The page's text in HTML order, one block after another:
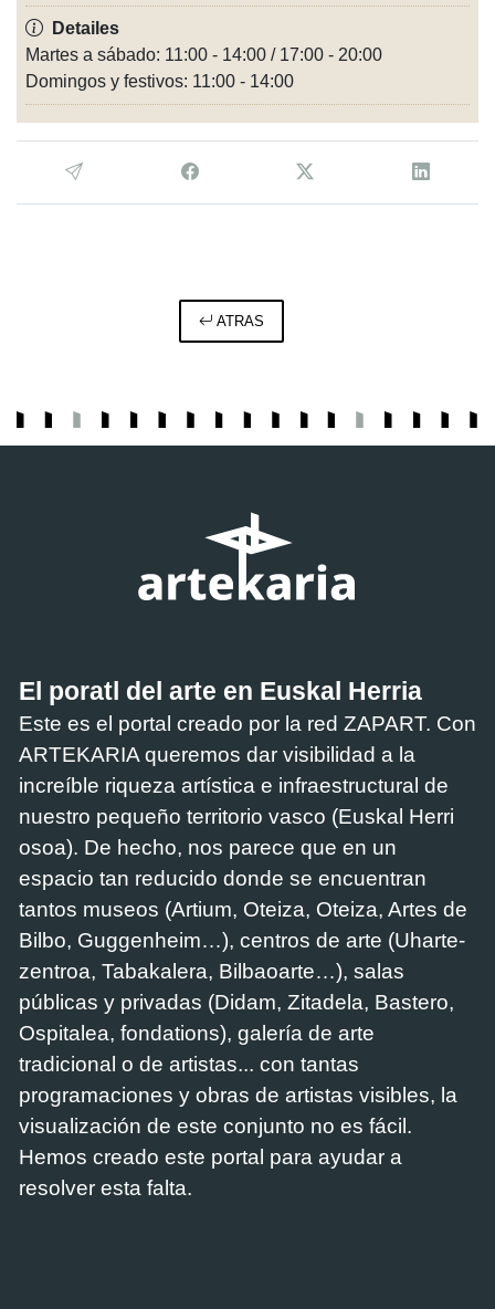
Detailes
Martes a sábado: 11:00 - 14:00 / 17:00 - 20:00
Domingos y festivos: 11:00 - 14:00
ATRAS
El poratl del arte en Euskal Herria
Este es el portal creado por la red ZAPART. Con
ARTEKARIA queremos dar visibilidad a la
increíble riqueza artística e infraestructural de
nuestro pequeño territorio vasco (Euskal Herri
osoa). De hecho, nos parece que en un
espacio tan reducido donde se encuentran
tantos museos (Artium, Oteiza, Oteiza, Artes de
Bilbo, Guggenheim…), centros de arte (Uharte-
zentroa, Tabakalera, Bilbaoarte…), salas
públicas y privadas (Didam, Zitadela, Bastero,
Ospitalea, fondations), galería de arte
tradicional o de artistas... con tantas
programaciones y obras de artistas visibles, la
visualización de este conjunto no es fácil.
Hemos creado este portal para ayudar a
resolver esta falta.